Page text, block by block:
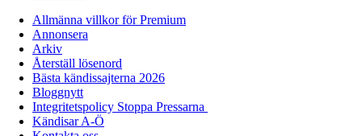
Allmänna villkor för Premium
Annonsera
Arkiv
Återställ lösenord
Bästa kändissajterna 2026
Bloggnytt
Integritetspolicy Stoppa Pressarna
Kändisar A-Ö